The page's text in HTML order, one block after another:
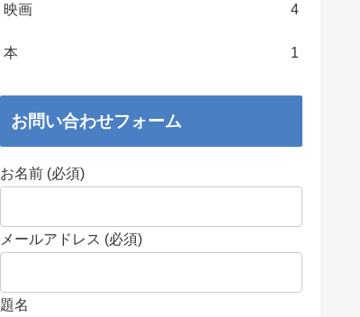
映画 4
本 1
お問い合わせフォーム
お名前 (必須)
メールアドレス (必須)
題名